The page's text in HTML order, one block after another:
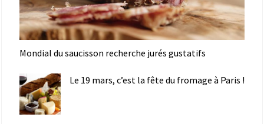
Mondial du saucisson recherche jurés gustatifs
Le 19 mars, c’est la fête du fromage à Paris !